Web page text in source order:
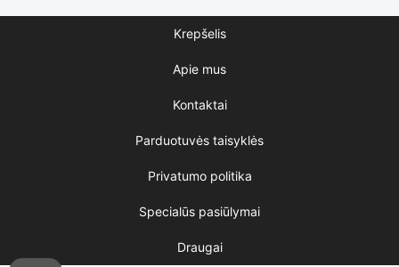
Krepšelis
Apie mus
Kontaktai
Parduotuvės taisyklės
Privatumo politika
Specialūs pasiūlymai
Draugai